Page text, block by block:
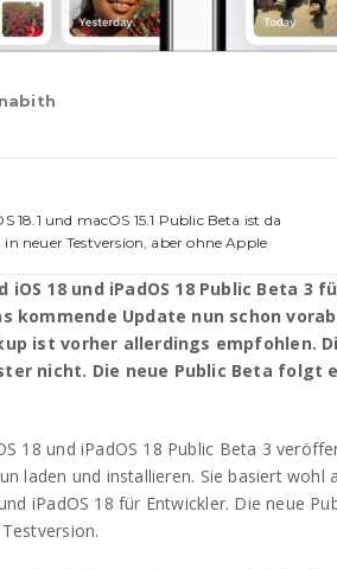
18.1 und macOS 15.1 Public Beta ist da
in neuer Testversion, aber ohne Apple
iOS 18 und iPadOS 18 Public Beta
kommende Update nun schon
ist vorher allerdings empfohlen.
nicht. Die neue Public Beta folgt
18 und iPadOS 18 Public Beta 3
laden und installieren. Sie basiert wohl
iPadOS 18 für Entwickler. Die neue